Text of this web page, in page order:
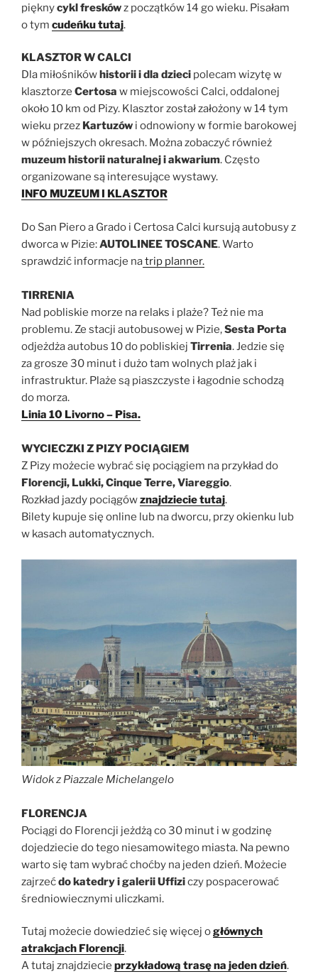
pięknycykl freskówz początków 14 go wieku. Pisałam
o tym cudeńku tutaj.
KLASZTOR W CALCI
Dla miłośnikówhistorii i dla dzieci polecam wizytę w
klasztorze Certosa w miejscowości Calci, oddalonej
około 10 km od Pizy. Klasztor został założony w 14 tym
wieku przez Kartuzów i odnowiony w formie barokowej
w późniejszych okresach. Można zobaczyć również
muzeum historii naturalnej i akwarium. Często
organizowane są interesujące wystawy.
INFO MUZEUM I KLASZTOR
Do San Piero a Grado i Certosa Calci kursują autobusy z
dworca w Pizie:AUTOLINEE TOSCANE. Warto
sprawdzić informacje natrip planner.
TIRRENIA
Nad pobliskie morze na relaks i plaże? Też nie ma
problemu. Ze stacji autobusowej w Pizie,Sesta Porta
odjeżdża autobus 10 do pobliskiej Tirrenia. Jedzie się
za grosze 30 minut i dużo tam wolnych plaż jak i
infrastruktur. Plaże są piaszczyste i łagodnie schodzą
do morza.
Linia 10 Livorno – Pisa.
WYCIECZKI Z PIZY POCIĄGIEM
Z Pizy możecie wybrać się pociągiem na przykład do
Florencji, Lukki, Cinque Terre, Viareggio.
Rozkład jazdy pociągówznajdziecie tutaj.
Bilety kupuje się online lub na dworcu, przy okienku lub
w kasach automatycznych.
Widok z Piazzale Michelangelo
FLORENCJA
Pociągi do Florencji jeżdżą co 30 minut i w godzinę
dojedziecie do tego niesamowitego miasta. Na pewno
warto się tam wybrać choćby na jeden dzień. Możecie
zajrzećdo katedry i galerii Uffiziczy pospacerować
średniowiecznymi uliczkami.
Tutaj możecie dowiedzieć się więcej ogłównych
atrakcjach Florencji.
A tutaj znajdziecie przykładową trasę na jeden dzień.